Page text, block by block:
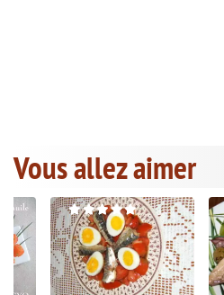
Vous allez aimer